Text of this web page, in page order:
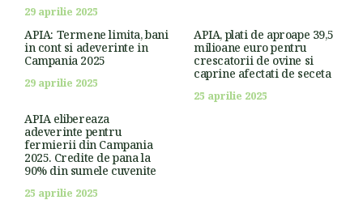
29 aprilie 2025
APIA: Termene limita, bani
in cont si adeverinte in
Campania 2025
29 aprilie 2025
APIA, plati de aproape 39,5
milioane euro pentru
crescatorii de ovine si
caprine afectati de seceta
25 aprilie 2025
APIA elibereaza
adeverinte pentru
fermierii din Campania
2025. Credite de pana la
90% din sumele cuvenite
25 aprilie 2025